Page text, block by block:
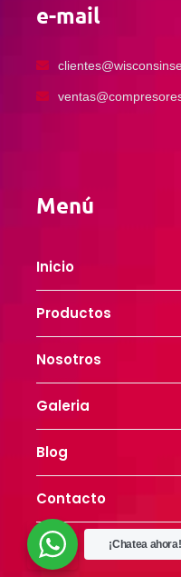
e-mail
Menú
Inicio
Productos
Nosotros
Galeria
Blog
Contacto
¡Chatea ahora!